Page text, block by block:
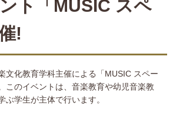
ト「MUSIC スペ
!
文化教育学科主催による「MUSIC スペー
このイベントは、音楽教育や幼児音楽教
ぶ学生が主体で行います。